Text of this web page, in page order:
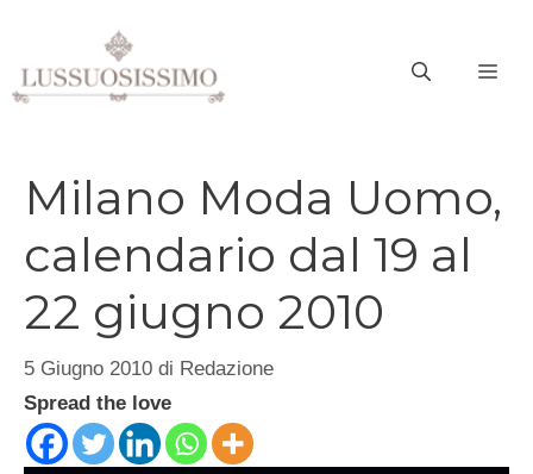
contenuto
Milano Moda Uomo,
calendario dal 19 al
22 giugno 2010
5 Giugno 2010 di Redazione
Spread the love